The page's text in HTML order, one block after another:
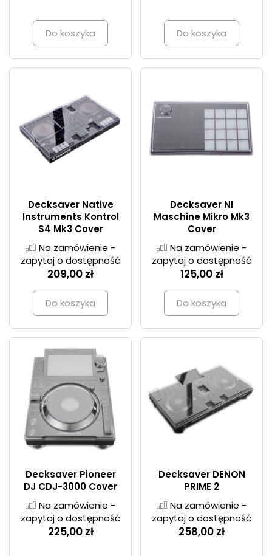
Do koszyka Do koszyka
Decksaver Native
Instruments Kontrol
S4 Mk3 Cover
Na zamówienie -
zapytaj o dostępność
209,00 zł
Do koszyka
Decksaver NI
Maschine Mikro Mk3
Cover
Na zamówienie -
zapytaj o dostępność
125,00 zł
Do koszyka
Decksaver Pioneer
DJ CDJ-3000 Cover
Na zamówienie -
zapytaj o dostępność
225,00 zł
Decksaver DENON
PRIME 2
Na zamówienie -
zapytaj o dostępność
258,00 zł